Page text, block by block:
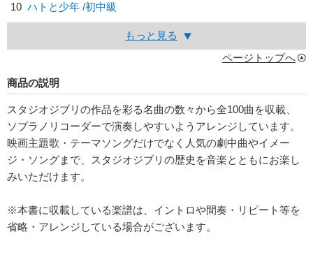
10 ハトと少年 /初中級
もっと見る
ページトップへ
商品の説明
スタジオジブリの作品を彩る名曲の数々から全100曲を収載、
ソプラノリコーダーで演奏しやすいようアレンジしています。
映画主題歌・テーマソングだけでなく人気の劇中曲やイメー
ジ・ソングまで、スタジオジブリの歴史を音楽とともにお楽し
みいただけます。
※本書に収載している楽譜は、イントロや間奏・リピート等を
省略・アレンジしている場合がございます。